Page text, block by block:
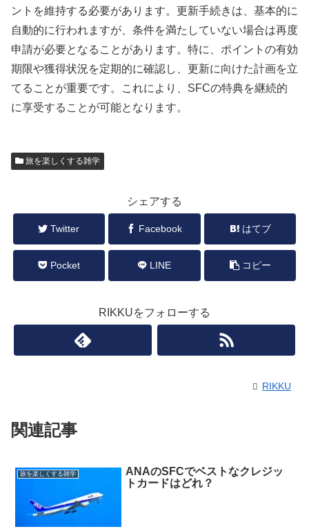
ントを維持する必要があります。更新手続きは、基本的に
自動的に行われますが、条件を満たしていない場合は再度
申請が必要となることがあります。特に、ポイントの有効
期限や獲得状況を定期的に確認し、更新に向けた計画を立
てることが重要です。これにより、SFCの特典を継続的
に享受することが可能となります。
旅を楽しくする雑学
シェアする
Twitter Facebook はてブ
Pocket LINE コピー
RIKKUをフォローする
RIKKU
関連記事
旅を楽しくする雑学
ANAのSFCでベストなクレジッ
トカードはどれ？